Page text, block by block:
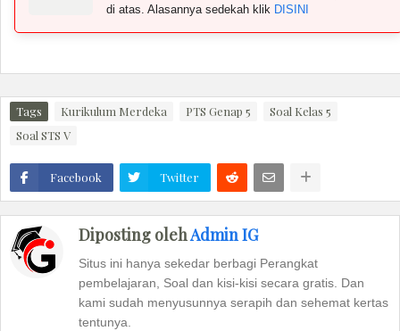
di atas. Alasannya sedekah klik DISINI
Tags Kurikulum Merdeka PTS Genap 5
Soal Kelas 5
Soal STS V
Facebook Twitter
Diposting olehAdmin IG
Situs ini hanya sekedar berbagi Perangkat
pembelajaran, Soal dan kisi-kisi secara gratis. Dan
kami sudah menyusunnya serapih dan sehemat kertas
tentunya.